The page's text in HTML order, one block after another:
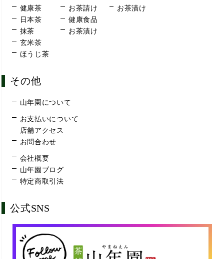
健康茶
日本茶
抹茶
玄米茶
ほうじ茶
お茶請け
健康食品
お茶漬け
お茶漬け
その他
山年園について
お支払いについて
店舗アクセス
お問合わせ
会社概要
山年園ブログ
特定商取引法
公式SNS